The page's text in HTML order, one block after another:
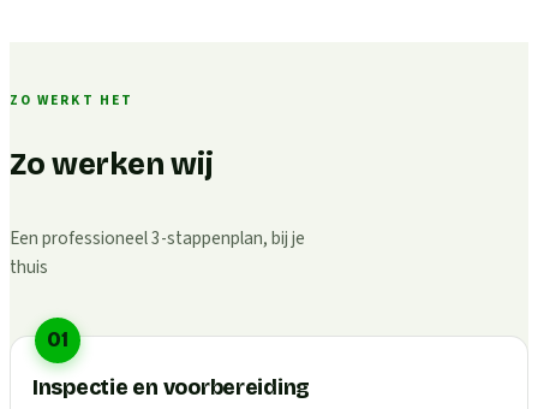
ZO WERKT HET
Zo werken wij
Een professioneel 3-stappenplan, bij je
thuis
01
Inspectie en voorbereiding